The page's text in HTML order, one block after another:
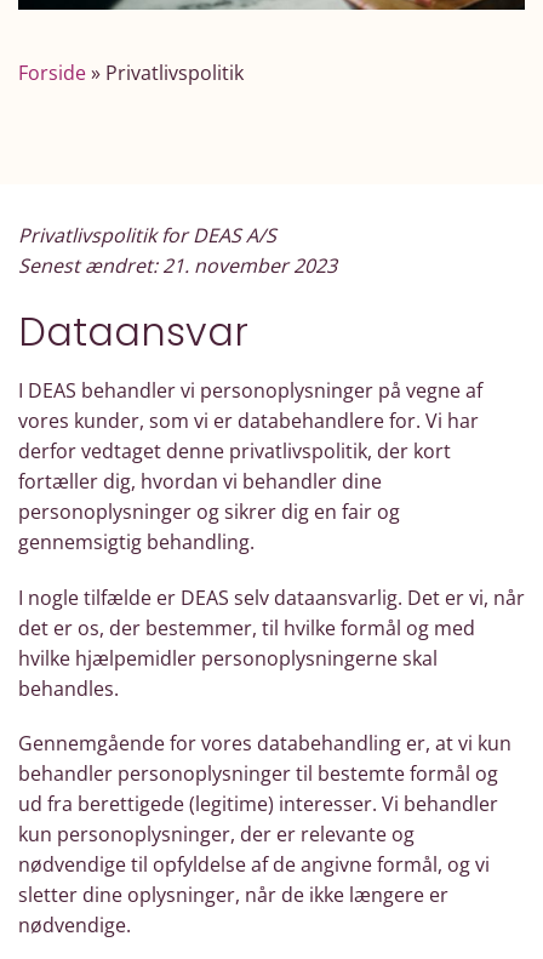
Forside» Privatlivspolitik
Privatlivspolitik for DEAS A/S
Senest ændret: 21. november 2023
Dataansvar
I DEAS behandler vi personoplysninger på vegne af
vores kunder, som vi er databehandlere for. Vi har
derfor vedtaget denne privatlivspolitik, der kort
fortæller dig, hvordan vi behandler dine
personoplysninger og sikrer dig en fair og
gennemsigtig behandling.
I nogle tilfælde er DEAS selv dataansvarlig. Det er vi, når
det er os, der bestemmer, til hvilke formål og med
hvilke hjælpemidler personoplysningerne skal
behandles.
Gennemgående for vores databehandling er, at vi kun
behandler personoplysninger til bestemte formål og
ud fra berettigede (legitime) interesser. Vi behandler
kun personoplysninger, der er relevante og
nødvendige til opfyldelse af de angivne formål, og vi
sletter dine oplysninger, når de ikke længere er
nødvendige.